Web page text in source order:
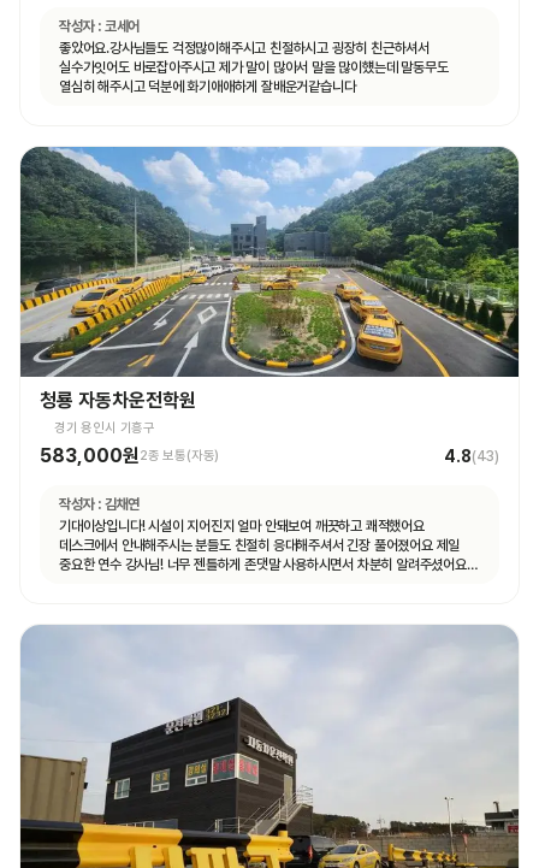
작성자 : 코세어
좋았어요.강사님들도 걱정많이해주시고 친절하시고 굉장히 친근하셔서
실수가잇어도 바로잡아주시고 제가 말이 많아서 말을 많이헀는데 말동무도
열심히 해주시고 덕분에 화기애애하게 잘배운거같습니다
청룡 자동차운전학원
경기 용인시 기흥구
583,000원2종 보통(자동) 4.8(43)
작성자 : 김채연
기대이상입니다! 시설이 지어진지 얼마 안돼보여 깨끗하고 쾌적했어요
데스크에서 안내해주시는 분들도 친절히 응대해주셔서 긴장 풀어졌어요 제일
중요한 연수 강사님! 너무 젠틀하게 존댓말 사용하시면서 차분히 알려주셨어요